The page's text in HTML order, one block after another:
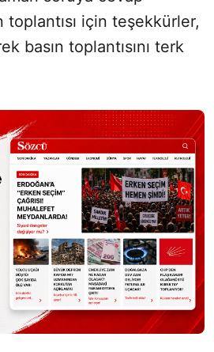
toplantısı için teşekkürler,
basın toplantısını terk